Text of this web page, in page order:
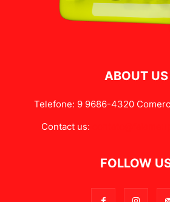
ABOUT US
Telefone: 9 9686-4320
Contact us:
FOLLOW